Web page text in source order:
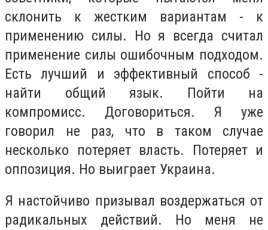
склонить к жестким вариантам - к
применению силы. Но я всегда считал
применение силы ошибочным подходом.
Есть лучший и эффективный способ -
найти общий язык. Пойти на
компромисс. Договориться. Я уже
говорил не раз, что в таком случае
несколько потеряет власть. Потеряет и
оппозиция. Но выиграет Украина.
Я настойчиво призывал воздержаться от
радикальных действий. Но меня не